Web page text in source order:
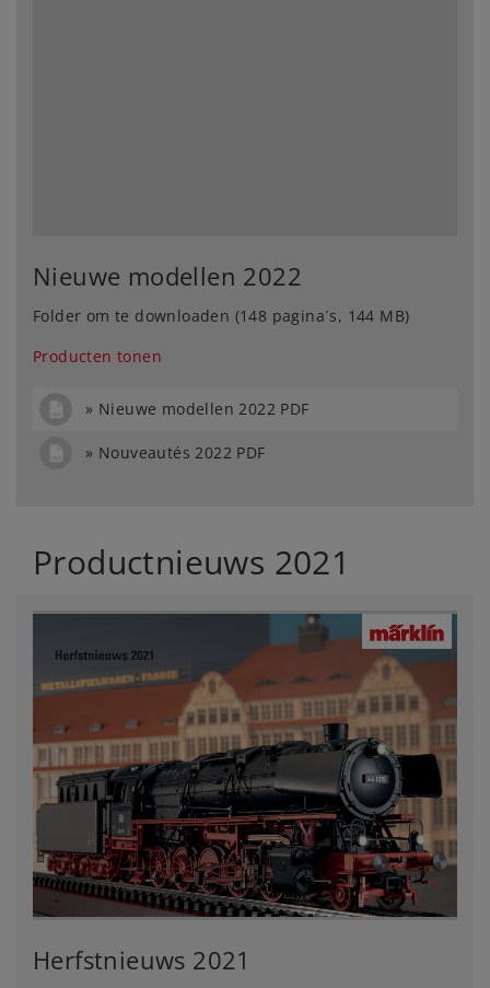
Nieuwe modellen 2022
Folder om te downloaden (148 pagina´s, 144 MB)
Producten tonen
Nieuwe modellen 2022 PDF
Nouveautés 2022 PDF
Productnieuws 2021
Herfstnieuws 2021